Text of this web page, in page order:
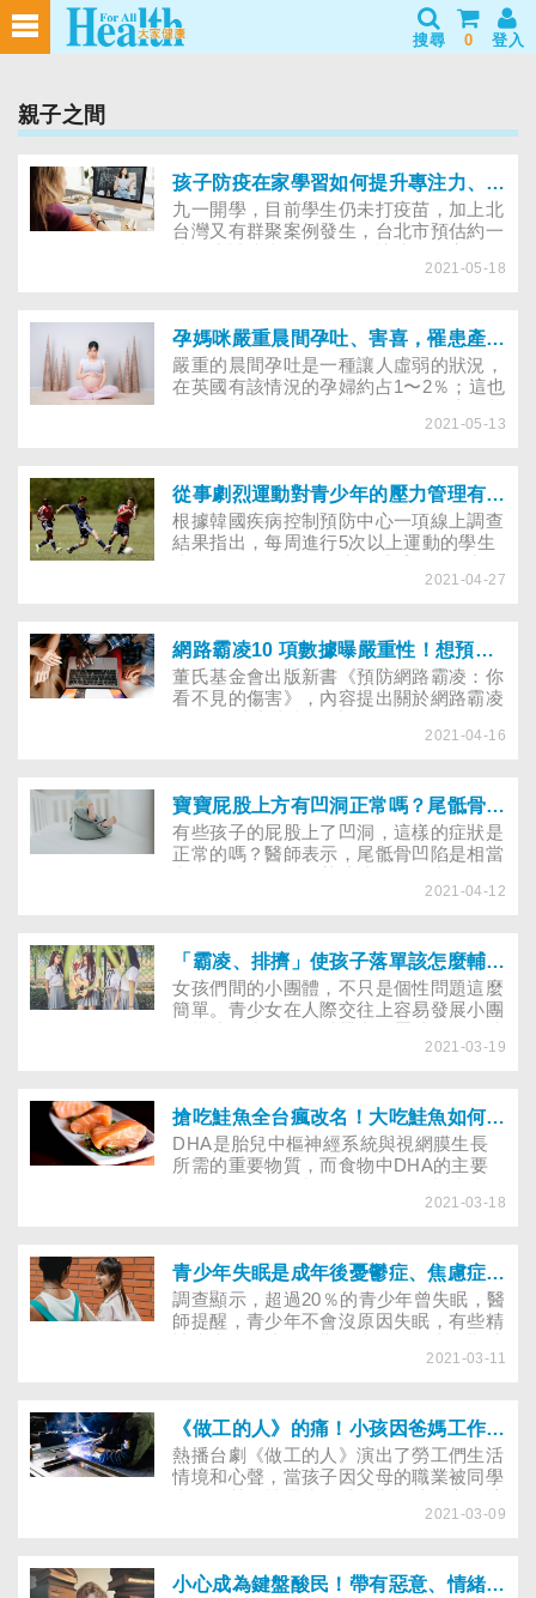
搜尋 0 登入
親子之間
孩子防疫在家學習如何提升專注力、寫作業效率？心理師傳授招數
九一開學，目前學生仍未打疫苗，加上北
台灣又有群聚案例發生，台北市預估約一
習，孩子易分心也令不少家長煩惱。究竟
法，由大人陪同練習，協助小孩養成習
慣，才不會因缺乏章法而沒有成效。
2021-05-18
孕媽咪嚴重晨間孕吐、害喜，罹患產後憂鬱症機率高出4倍?
嚴重的晨間孕吐是一種讓人虛弱的狀況，
在英國有該情況的孕婦約占1〜2％；這也
況可以持續到孩子出生。孕婦可因此需要
他孩子。
2021-05-13
從事劇烈運動對青少年的壓力管理有正面影響
根據韓國疾病控制預防中心一項線上調查
結果指出，每周進行5次以上運動的學生
小，而且隨著運動頻率降低，自殺意念可
2021-04-27
網路霸凌10 項數據曝嚴重性！想預防傷害可採取哪些行動？
董氏基金會出版新書《預防網路霸凌：你
看不見的傷害》，內容提出關於網路霸凌
2021-04-16
寶寶屁股上方有凹洞正常嗎？尾骶骨凹陷可能是「脊椎破洞」嚴重則大小便失禁
有些孩子的屁股上了凹洞，這樣的症狀是
正常的嗎？醫師表示，尾骶骨凹陷是相當
潛在的脊椎問題徵兆，少部分情況下會出
2021-04-12
「霸凌、排擠」使孩子落單該怎麼輔導與協助？
女孩們間的小團體，不只是個性問題這麼
簡單。青少女在人際交往上容易發展小團
也容易帶來框架，使得孩子裡外不是人。
危險時，就會趕緊尋找班上的其他同學組
成新聯盟，以避免自己落單。
2021-03-19
搶吃鮭魚全台瘋改名！大吃鮭魚如何避免吃到化學殘留物？
DHA是胎兒中樞神經系統與視網膜生長
所需的重要物質，而食物中DHA的主要
近海魚類高3～4倍，但其所含的油脂正是
60％腦重量亦由脂肪酸組成，故所食入的
油脂型態對人體細胞膜相當重要。因此，
過去多建議孕婦每星期吃2～3次含
omega-3多元不飽和脂肪酸豐富的魚類，
以提供適量的DHA。然而，最近科學
不已。
2021-03-18
青少年失眠是成年後憂鬱症、焦慮症前兆？少喝手搖飲能幫助一夜好眠？
調查顯示，超過20％的青少年曾失眠，醫
師提醒，青少年不會沒原因失眠，有些精
有病前的潛在症狀，以失眠、憂鬱、焦慮
2021-03-11
《做工的人》的痛！小孩因爸媽工作被笑，如何教孩子自信且霸氣回應？
熱播台劇《做工的人》演出了勞工們生活
情境和心聲，當孩子因父母的職業被同學
如何引導孩子自我認同，培養積極的人生
2021-03-09
小心成為鍵盤酸民！帶有惡意、情緒性的發言能傷人